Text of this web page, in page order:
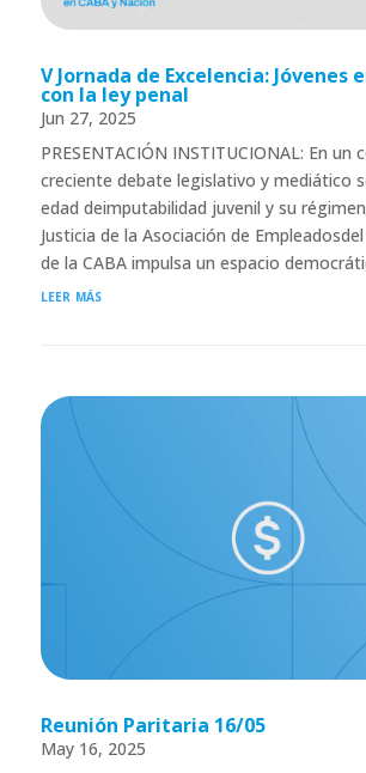
V Jornada de Excelencia: Jóvenes
con la ley penal
Jun 27, 2025
PRESENTACIÓN INSTITUCIONAL: En
creciente debate legislativo y mediático
edad deimputabilidad juvenil y su
Justicia de la Asociación de
de la CABA impulsa un espacio
leer más
Reunión Paritaria 16/05
May 16, 2025